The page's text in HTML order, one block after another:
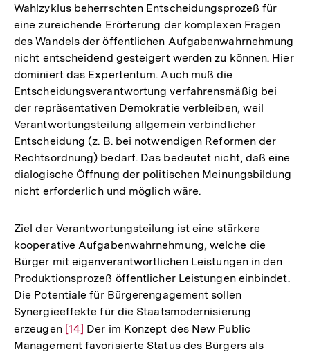
Wahlzyklus beherrschten Entscheidungsprozeß für
eine zureichende Erörterung der komplexen Fragen
des Wandels der öffentlichen Aufgabenwahrnehmung
nicht entscheidend gesteigert werden zu können. Hier
dominiert das Expertentum. Auch muß die
Entscheidungsverantwortung verfahrensmäßig bei
der repräsentativen Demokratie verbleiben, weil
Verantwortungsteilung allgemein verbindlicher
Entscheidung (z. B. bei notwendigen Reformen der
Rechtsordnung) bedarf. Das bedeutet nicht, daß eine
dialogische Öffnung der politischen Meinungsbildung
nicht erforderlich und möglich wäre.
Ziel der Verantwortungsteilung ist eine stärkere
kooperative Aufgabenwahrnehmung, welche die
Bürger mit eigenverantwortlichen Leistungen in den
Produktionsprozeß öffentlicher Leistungen einbindet.
Die Potentiale für Bürgerengagement sollen
Synergieeffekte für die Staatsmodernisierung
erzeugen Zur
Auflösung
[14] Der im Konzept des New Public
Management favorisierte Status des Bürgers als